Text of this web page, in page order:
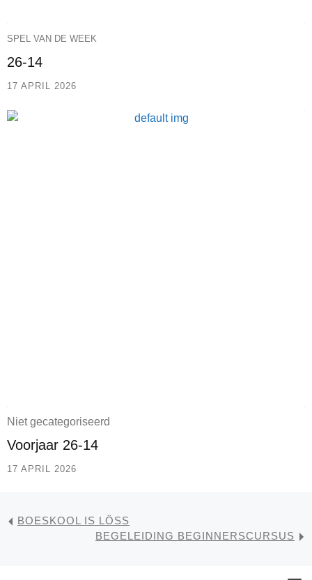
SPEL VAN DE WEEK
26-14
17 APRIL 2026
Niet gecategoriseerd
Voorjaar 26-14
17 APRIL 2026
BOESKOOL IS LÖSS
BEGELEIDING BEGINNERSCURSUS